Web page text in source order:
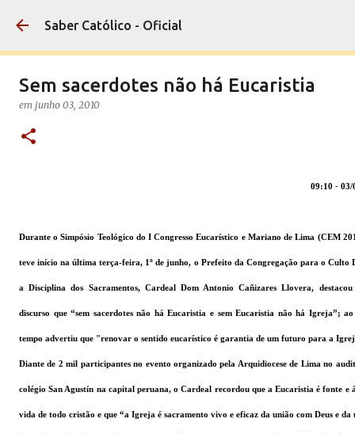
Pular para o conteúdo principal
Saber Católico - Oficial
Sem sacerdotes não há Eucaristia
em junho 03, 2010
09:10 - 03/
Durante o Simpósio Teológico do I Congresso Eucarístico e Mariano de Lima (CEM
teve início na última terça-feira, 1º de junho, o Prefeito da Congregação para o Culto
a Disciplina dos Sacramentos, Cardeal Dom Antonio Cañizares Llovera,
discurso que “sem sacerdotes não há Eucaristia e sem Eucaristia não há Igreja”; ao
tempo advertiu que "renovar o sentido eucarístico é garantia de um futuro para a
Diante de 2 mil participantes no evento organizado pela Arquidiocese de Lima no
colégio San Agustín na capital peruana, o Cardeal recordou que a Eucaristia é fonte e
vida de todo cristão e que “a Igreja é sacramento vivo e eficaz da união com Deus e da